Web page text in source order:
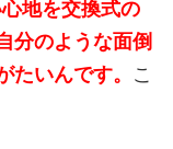
地を交換式の
分のような面倒
たいんです。 こ